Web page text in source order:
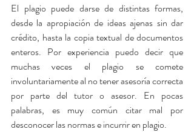
El plagio puede darse de distintas formas,
desde la apropiación de ideas ajenas sin dar
crédito, hasta la copia textual de documentos
enteros. Por experiencia puedo decir que
muchas veces el plagio se comete
involuntariamente al no tener asesoría correcta
por parte del tutor o asesor. En pocas
palabras, es muy común citar mal por
desconocer las normas e incurrir en plagio.